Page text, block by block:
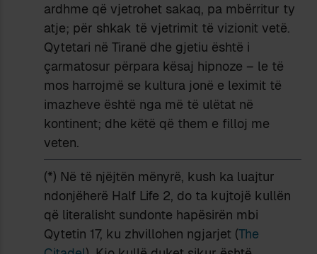
ardhme që vjetrohet sakaq, pa mbërritur ty
atje; për shkak të vjetrimit të vizionit vetë.
Qytetari në Tiranë dhe gjetiu është i
çarmatosur përpara kësaj hipnoze – le të
mos harrojmë se kultura jonë e leximit të
imazheve është nga më të ulëtat në
kontinent; dhe këtë që them e filloj me
veten.
(*) Në të njëjtën mënyrë, kush ka luajtur
ndonjëherë Half Life 2, do ta kujtojë kullën
që literalisht sundonte hapësirën mbi
Qytetin 17, ku zhvillohen ngjarjet (The